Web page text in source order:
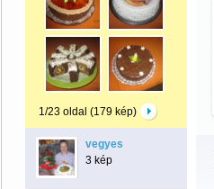
1/23 oldal (179 kép)
vegyes
3 kép